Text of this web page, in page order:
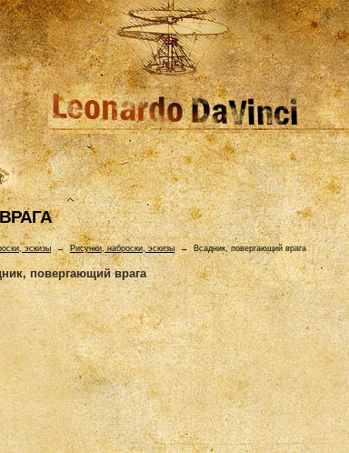
эскизы →Рисунки, наброски, эскизы→Всадник, повергающий врага
повергающий врага